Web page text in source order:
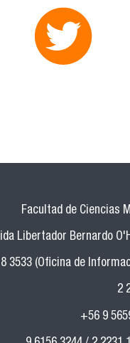
Facultad de Ciencias
Libertador Bernardo
3533 (Oficina de
2
+56 9